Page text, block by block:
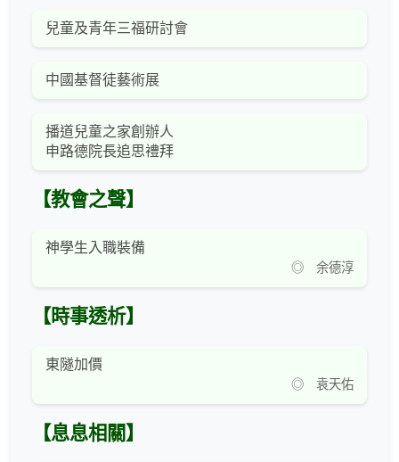
兒童及青年三福研討會
中國基督徒藝術展
播道兒童之家創辦人
申路德院長追思禮拜
【教會之聲】
神學生入職裝備
◎ 余德淳
【時事透析】
東隧加價
◎ 袁天佑
【息息相關】